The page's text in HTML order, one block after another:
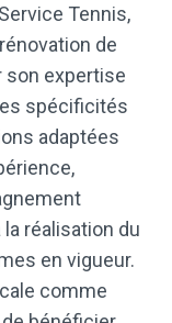
Tennis,
de
son expertise
spécificités
adaptées
réalisation du
en vigueur.
comme